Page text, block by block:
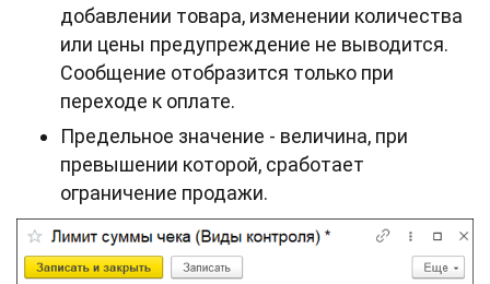
добавлении товара, изменении количества
или цены предупреждение не выводится.
Сообщение отобразится только при
переходе к оплате.
Предельное значение - величина, при
превышении которой, сработает
ограничение продажи.